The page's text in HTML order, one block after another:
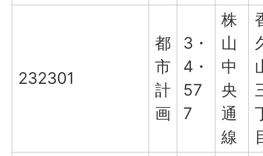
232301
都
市
計
画
3・
4・
57
7
株
山
中
央
通
線